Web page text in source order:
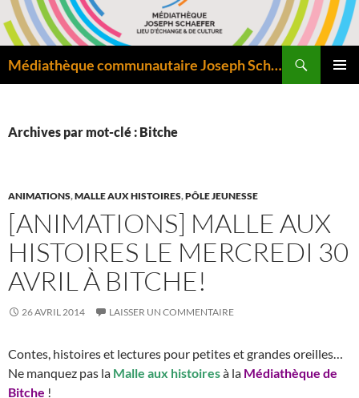
Aller
au
contenu
Médiathèque communautaire Joseph Schaefer de Bitche – Pôle départemental de lecture publique
Archives par mot-clé : Bitche
ANIMATIONS,MALLE AUX HISTOIRES,PÔLE JEUNESSE
[ANIMATIONS] MALLE AUX
HISTOIRES LE MERCREDI 30
AVRIL À BITCHE!
26 AVRIL 2014 LAISSER UN COMMENTAIRE
Contes, histoires et lectures pour petites et grandes oreilles…
Ne manquez pas la Malle aux histoiresà la Médiathèque de
Bitche !